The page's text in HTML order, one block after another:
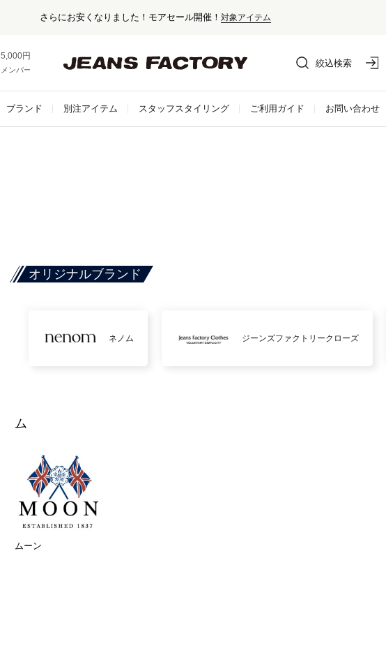
さらにお安くなりました！モアセール開催！ 対象アイテム
5,000円以上お買い上げで送料無料！
メンバー登録でお得な情報をゲット。さらに詳しく
絞込検索
ブランド 別注アイテム スタッフスタイリング ご利用ガイド お問い合わせ
オリジナルブランド
ネノム ジーンズファクトリークローズ
ム
ムーン